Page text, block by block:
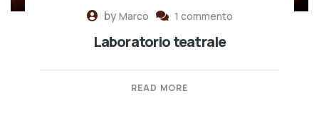
byMarco 1 commento
Laboratorio teatrale
READ MORE